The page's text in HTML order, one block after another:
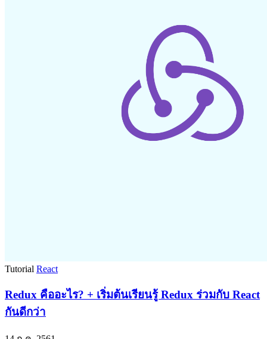
Tutorial React
Redux คืออะไร? + เริ่มต้นเรียนรู้ Redux ร่วมกับ React
กันดีกว่า